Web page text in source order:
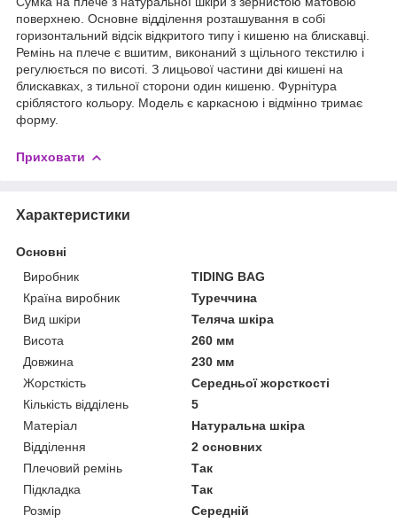
поверхнею. Основне відділення розташування в собі
горизонтальний відсік відкритого типу і кишеню на блискавці.
Ремінь на плече є вшитим, виконаний з щільного текстилю і
регулюється по висоті. З лицьової частини дві кишені на
блискавках, з тильної сторони один кишеню. Фурнітура
сріблястого кольору. Модель є каркасною і відмінно тримає
форму.
Приховати
Характеристики
Основні
Виробник
TIDING BAG
Країна виробник
Туреччина
Вид шкіри
Теляча шкіра
Висота
260 мм
Довжина
230 мм
Жорсткість
Середньої жорсткості
Кількість відділень
5
Матеріал
Натуральна шкіра
Відділення
2 основних
Плечовий ремінь
Так
Підкладка
Так
Розмір
Середній